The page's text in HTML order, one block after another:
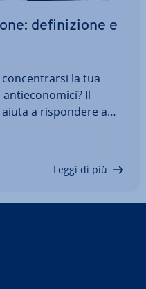
de­fi­ni­zio­ne e
la tua
Il
a ri­spon­de­re a
Leggi di più